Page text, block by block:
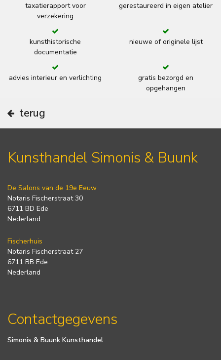
taxatierapport voor
verzekering
gerestaureerd in eigen atelier
kunsthistorische
documentatie
nieuwe of originele lijst
advies interieur en verlichting
gratis bezorgd en
opgehangen
terug
Kunsthandel Simonis & Buunk
De Salons van de 19e Eeuw
Notaris Fischerstraat 30
6711 BD Ede
Nederland
Fischerhuis
Notaris Fischerstraat 27
6711 BB Ede
Nederland
Contactgegevens
Simonis & Buunk Kunsthandel